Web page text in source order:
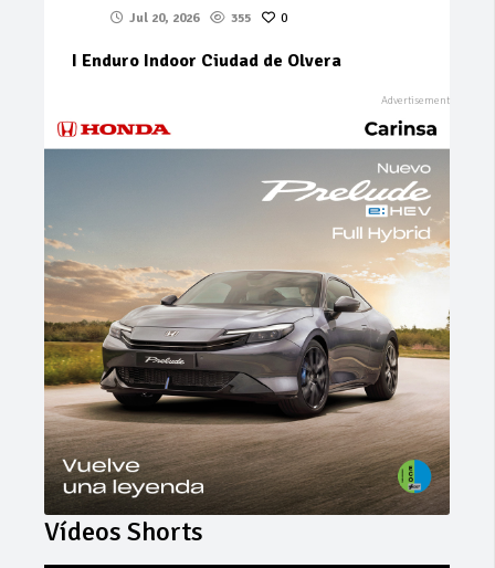
Jul 20, 2026 355 0
I Enduro Indoor Ciudad de Olvera
Vídeos Shorts